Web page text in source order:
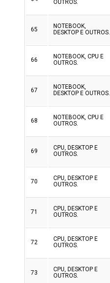
OUTROS.
65
NOTEBOOK,
DESKTOP E OUTROS.
66
NOTEBOOK, CPU E
OUTROS.
67
NOTEBOOK,
DESKTOP E OUTROS.
68
NOTEBOOK, CPU E
OUTROS.
69
CPU, DESKTOP E
OUTROS.
70
CPU, DESKTOP E
OUTROS.
71
CPU, DESKTOP E
OUTROS.
72
CPU, DESKTOP E
OUTROS.
73
CPU, DESKTOP E
OUTROS.